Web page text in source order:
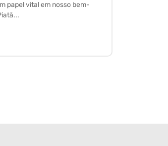
papel vital em nosso bem-